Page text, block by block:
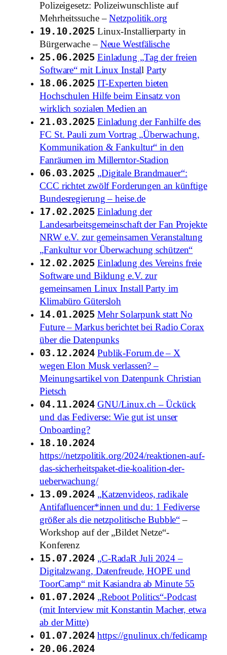
Polizeigesetz: Polizeiwunschliste auf
Mehrheitssuche –Netzpolitik.org
19.10.2025 Linux-Installierparty in
Bürgerwache – Neue Westfälische
25.06.2025 Einladung „Tag der freien
Software“ mit Linux InstallParty
18.06.2025 IT-Experten bieten
Hochschulen Hilfe beim Einsatz von
wirklich sozialen Medien an
21.03.2025 Einladung der Fanhilfe des
FC St. Pauli zum Vortrag „Überwachung,
Kommunikation & Fankultur“ in den
Fanräumen im Millerntor-Stadion
06.03.2025 „Digitale Brandmauer“:
CCC richtet zwölf Forderungen an künftige
Bundesregierung – heise.de
17.02.2025 Einladung der
Landesarbeitsgemeinschaft der Fan Projekte
NRW e.V. zur gemeinsamen Veranstaltung
„Fankultur vor Überwachung schützen“
12.02.2025 Einladung des Vereins freie
Software und Bildung e.V. zur
gemeinsamen Linux Install Party im
Klimabüro Gütersloh
14.01.2025 Mehr Solarpunk statt No
Future – Markus berichtet bei Radio Corax
über die Datenpunks
03.12.2024 Publik-Forum.de – X
wegen Elon Musk verlassen? –
Meinungsartikel von Datenpunk Christian
Pietsch
04.11.2024 GNU/Linux.ch – Ückück
und das Fediverse: Wie gut ist unser
Onboarding?
18.10.2024
https://netzpolitik.org/2024/reaktionen-auf-
das-sicherheitspaket-die-koalition-der-
ueberwachung/
13.09.2024 „Katzenvideos, radikale
Antifafluencer*innen und du: 1 Fediverse
größer als die netzpolitische Bubble“ –
Workshop auf der „Bildet Netze“-
Konferenz
15.07.2024 „C-RadaR Juli 2024 –
Digitalzwang, Datenfreude, HOPE und
ToorCamp“ mit Kasiandra ab Minute 55
01.07.2024 „Reboot Politics“-Podcast
(mit Interview mit Konstantin Macher, etwa
ab der Mitte)
01.07.2024 https://gnulinux.ch/fedicamp
20.06.2024